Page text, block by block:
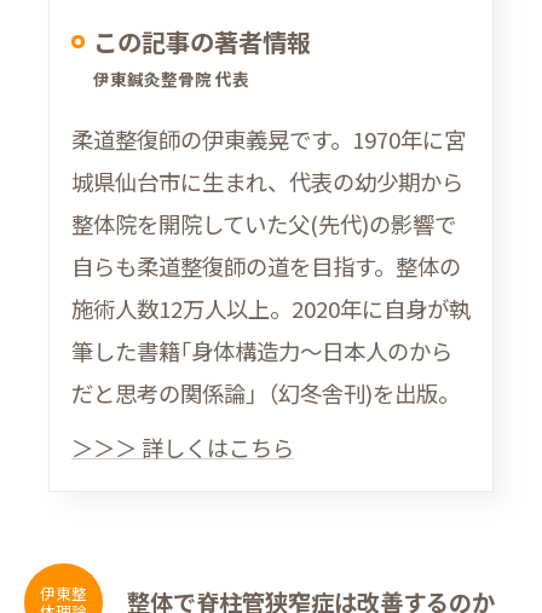
この記事の著者情報
伊東鍼灸整骨院 代表
柔道整復師の伊東義晃です。1970年に宮
城県仙台市に生まれ、代表の幼少期から
整体院を開院していた父(先代)の影響で
自らも柔道整復師の道を目指す。整体の
施術人数12万人以上。2020年に自身が執
筆した書籍｢身体構造力〜日本人のから
だと思考の関係論｣（幻冬舎刊)を出版。
＞＞＞ 詳しくはこちら
整体で脊柱管狭窄症は改善するのか
伊東整